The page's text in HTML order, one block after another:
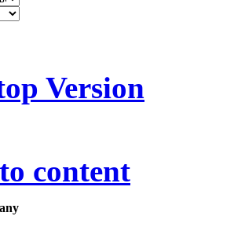
Version
content